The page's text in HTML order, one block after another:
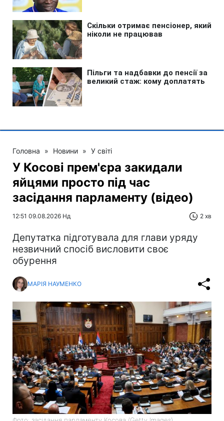
Головна » Новини » У світі
У Косові прем'єра закидали
яйцями просто під час
засідання парламенту (відео)
12:51 09.08.2026 Нд 2 хв
Депутатка підготувала для глави уряду
незвичний спосіб висловити своє
обурення
МАРІЯ НАУМЕНКО